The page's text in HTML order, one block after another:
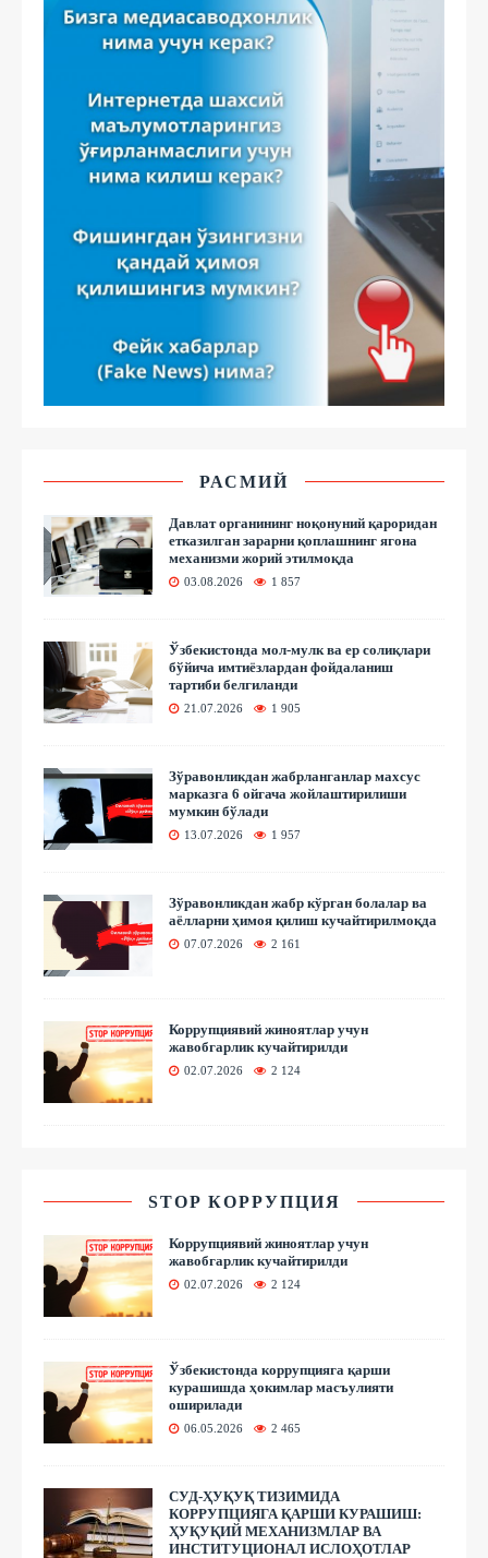
РАСМИЙ
Давлат органининг ноқонуний қароридан
етказилган зарарни қоплашнинг ягона
механизми жорий этилмоқда
03.08.2026 1 857
Ўзбекистонда мол-мулк ва ер солиқлари
бўйича имтиёзлардан фойдаланиш
тартиби белгиланди
21.07.2026 1 905
Зўравонликдан жабрланганлар махсус
марказга 6 ойгача жойлаштирилиши
мумкин бўлади
13.07.2026 1 957
Зўравонликдан жабр кўрган болалар ва
аёлларни ҳимоя қилиш кучайтирилмоқда
07.07.2026 2 161
Коррупциявий жиноятлар учун
жавобгарлик кучайтирилди
02.07.2026 2 124
STOP КОРРУПЦИЯ
Коррупциявий жиноятлар учун
жавобгарлик кучайтирилди
02.07.2026 2 124
Ўзбекистонда коррупцияга қарши
курашишда ҳокимлар масъулияти
оширилади
06.05.2026 2 465
СУД-ҲУҚУҚ ТИЗИМИДА
КОРРУПЦИЯГА ҚАРШИ КУРАШИШ:
ҲУҚУҚИЙ МЕХАНИЗМЛАР ВА
ИНСТИТУЦИОНАЛ ИСЛОҲОТЛАР